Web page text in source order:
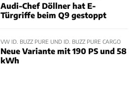
Audi-Chef Döllner hat E-
Türgriffe beim Q9 gestoppt
VW ID. BUZZ PURE UND ID. BUZZ PURE CARGO
Neue Variante mit 190 PS und 58
kWh